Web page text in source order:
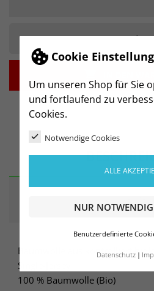
Cookie
Um unseren Shop für Sie
und fortlaufend zu
Cookies.
Notwendige Cookies
ALLE
NUR
Benutzerdefinierte
Datenschutz
-
Baumwolle aus kontrolliert
Single-Jersey
100 % Baumwolle (Bio)